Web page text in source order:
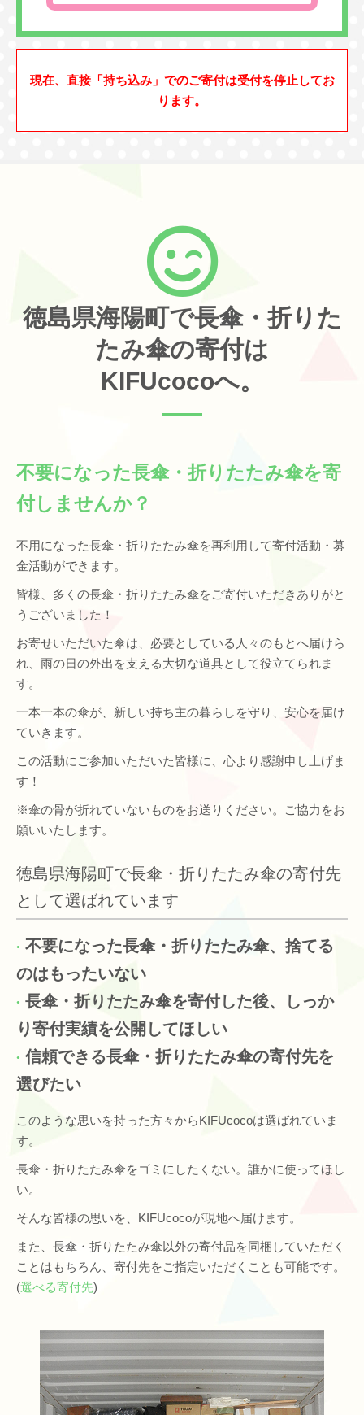
現在、直接「持ち込み」でのご寄付は受付を停止してお
ります。
徳島県海陽町で長傘・折りた
たみ傘の寄付は
KIFUcocoへ。
不要になった長傘・折りたたみ傘を寄
付しませんか？
不用になった長傘・折りたたみ傘を再利用して寄付活動・募
金活動ができます。
皆様、多くの長傘・折りたたみ傘をご寄付いただきありがと
うございました！
お寄せいただいた傘は、必要としている人々のもとへ届けら
れ、雨の日の外出を支える大切な道具として役立てられま
す。
一本一本の傘が、新しい持ち主の暮らしを守り、安心を届け
ていきます。
この活動にご参加いただいた皆様に、心より感謝申し上げま
す！
※傘の骨が折れていないものをお送りください。ご協力をお
願いいたします。
徳島県海陽町で長傘・折りたたみ傘の寄付先
として選ばれています
不要になった長傘・折りたたみ傘、捨てる
のはもったいない
長傘・折りたたみ傘を寄付した後、しっか
り寄付実績を公開してほしい
信頼できる長傘・折りたたみ傘の寄付先を
選びたい
このような思いを持った方々からKIFUcocoは選ばれていま
す。
長傘・折りたたみ傘をゴミにしたくない。誰かに使ってほし
い。
そんな皆様の思いを、KIFUcocoが現地へ届けます。
また、長傘・折りたたみ傘以外の寄付品を同梱していただく
ことはもちろん、寄付先をご指定いただくことも可能です。
(選べる寄付先)